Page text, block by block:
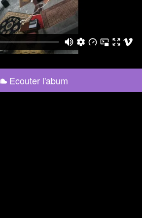
Ecouter l'abum